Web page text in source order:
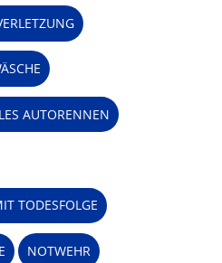
AUTORENNEN
TODESFOLGE
NOTWEHR